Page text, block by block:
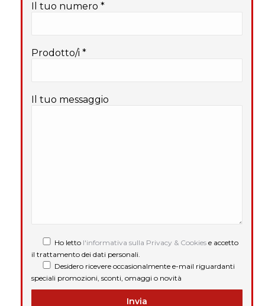
Il tuo numero *
Prodotto/i *
Il tuo messaggio
Ho letto l'informativa sulla Privacy & Cookies e accetto
il trattamento dei dati personali.
Desidero ricevere occasionalmente e-mail riguardanti
speciali promozioni, sconti, omaggi o novità